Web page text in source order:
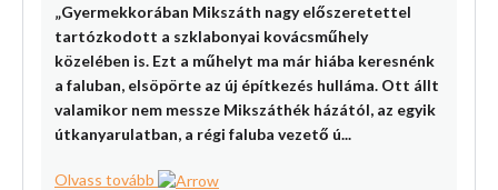
„Gyermekkorában Mikszáth nagy előszeretettel
tartózkodott a szklabonyai kovácsműhely
közelében is. Ezt a műhelyt ma már hiába keresnénk
a faluban, elsöpörte az új építkezés hulláma. Ott állt
valamikor nem messze Mikszáthék házától, az egyik
útkanyarulatban, a régi faluba vezető ú...
Olvass tovább